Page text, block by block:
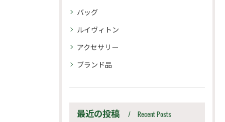
バッグ
ルイヴィトン
アクセサリー
ブランド品
最近の投稿 Recent Posts